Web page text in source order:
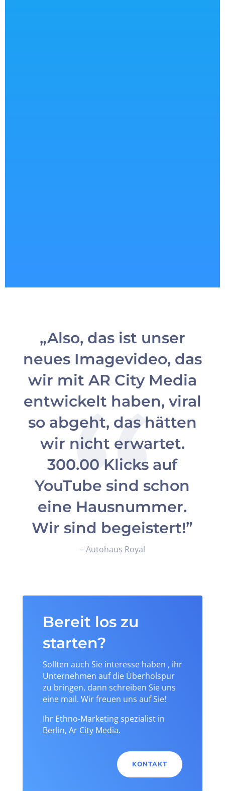
„Also, das ist unser
neues Imagevideo, das
wir mit AR City Media
entwickelt haben, viral
so abgeht, das hätten
wir nicht erwartet.
300.00 Klicks auf
YouTube sind schon
eine Hausnummer.
Wir sind begeistert!”
– Autohaus Royal
Bereit los zu
starten?
Sollten auch Sie interesse haben , ihr
Unternehmen auf die Überholspur
zu bringen, dann schreiben Sie uns
eine mail. Wir freuen uns auf Sie!
Ihr Ethno-Marketing spezialist in
Berlin, Ar City Media.
KONTAKT